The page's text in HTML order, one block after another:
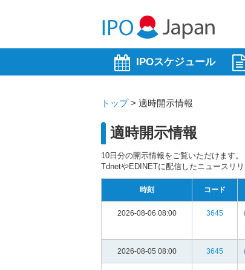
IPOスケジュール
トップ> 適時開示情報
適時開示情報
10日分の開示情報をご覧いただけます。
TdnetやEDINETに配信したニュースリ
時刻 コード
2026-08-06 08:00 3645
2026-08-05 08:00 3645